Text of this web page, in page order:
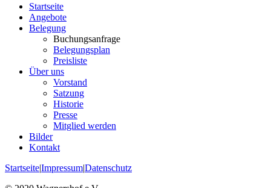
Startseite
Angebote
Belegung
Buchungsanfrage
Belegungsplan
Preisliste
Über uns
Vorstand
Satzung
Historie
Presse
Mitglied werden
Bilder
Kontakt
Startseite|Impressum|Datenschutz